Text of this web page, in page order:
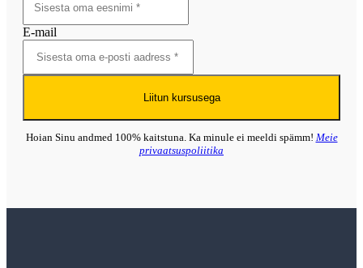
E-mail
Liitun kursusega
Hoian Sinu andmed 100% kaitstuna. Ka minule ei meeldi spämm! Meie
privaatsuspoliitika